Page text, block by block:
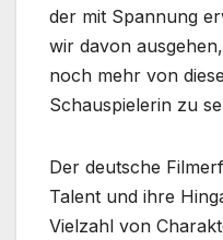
der mit Spannung
wir davon
noch mehr von
Schauspielerin zu
Der deutsche
Talent und ihre
Vielzahl von